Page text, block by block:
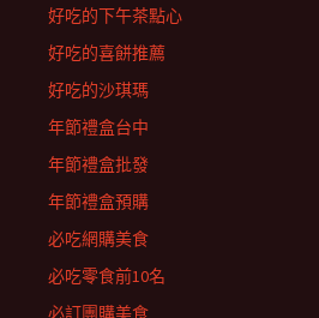
好吃的下午茶點心
好吃的喜餅推薦
好吃的沙琪瑪
年節禮盒台中
年節禮盒批發
年節禮盒預購
必吃網購美食
必吃零食前10名
必訂團購美食